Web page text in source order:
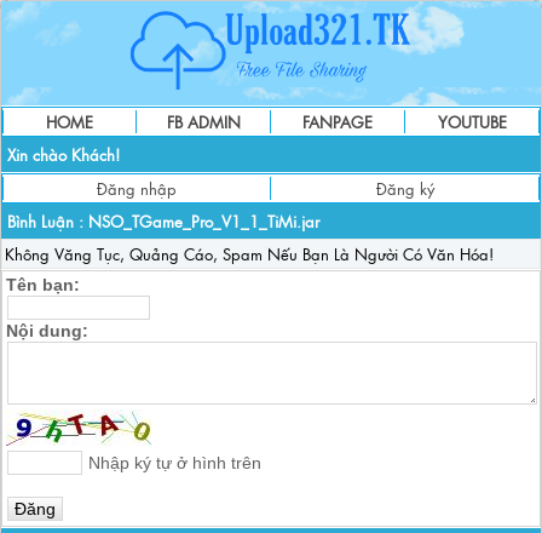
HOME FB ADMIN FANPAGE
YOUTUBE
Xin chào Khách!
Đăng nhập
Đăng ký
Bình Luận : NSO_TGame_Pro_V1_1_TiMi.jar
Không Văng Tục, Quảng Cáo, Spam Nếu Bạn Là Người Có Văn Hóa!
Tên bạn:
Nội dung:
Nhập ký tự ở hình trên